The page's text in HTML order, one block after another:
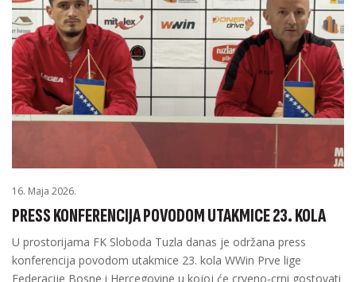
16. Maja 2026.
PRESS KONFERENCIJA POVODOM UTAKMICE 23. KOLA
U prostorijama FK Sloboda Tuzla danas je održana press
konferencija povodom utakmice 23. kola WWin Prve lige
Federacije Bosne i Hercegovine u kojoj će crveno-crni gostovati